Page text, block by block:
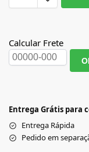
Calcular Frete
Entrega Grátis para
Entrega Rápida
Pedido em